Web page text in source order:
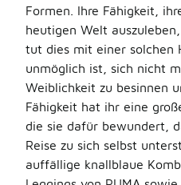
Formen. Ihre Fähigkeit,
heutigen Welt
tut dies mit einer solchen
unmöglich ist, sich nicht
Weiblichkeit zu besinnen
Fähigkeit hat ihr eine
die sie dafür bewundert,
Reise zu sich selbst
auffällige knallblaue